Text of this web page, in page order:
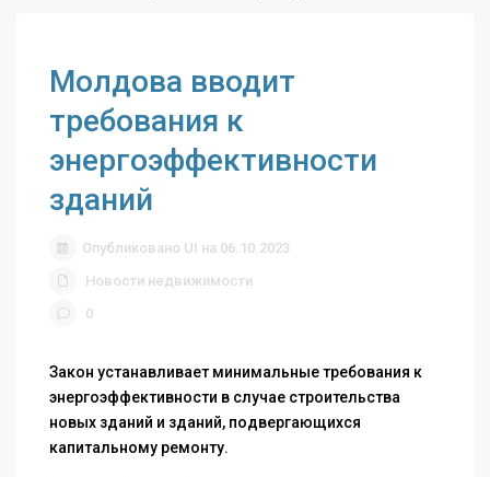
Молдова вводит
требования к
энергоэффективности
зданий
Опубликовано UI на 06.10.2023
Новости недвижимости
0
Закон устанавливает минимальные требования к
энергоэффективности в случае строительства
новых зданий и зданий, подвергающихся
капитальному ремонту.